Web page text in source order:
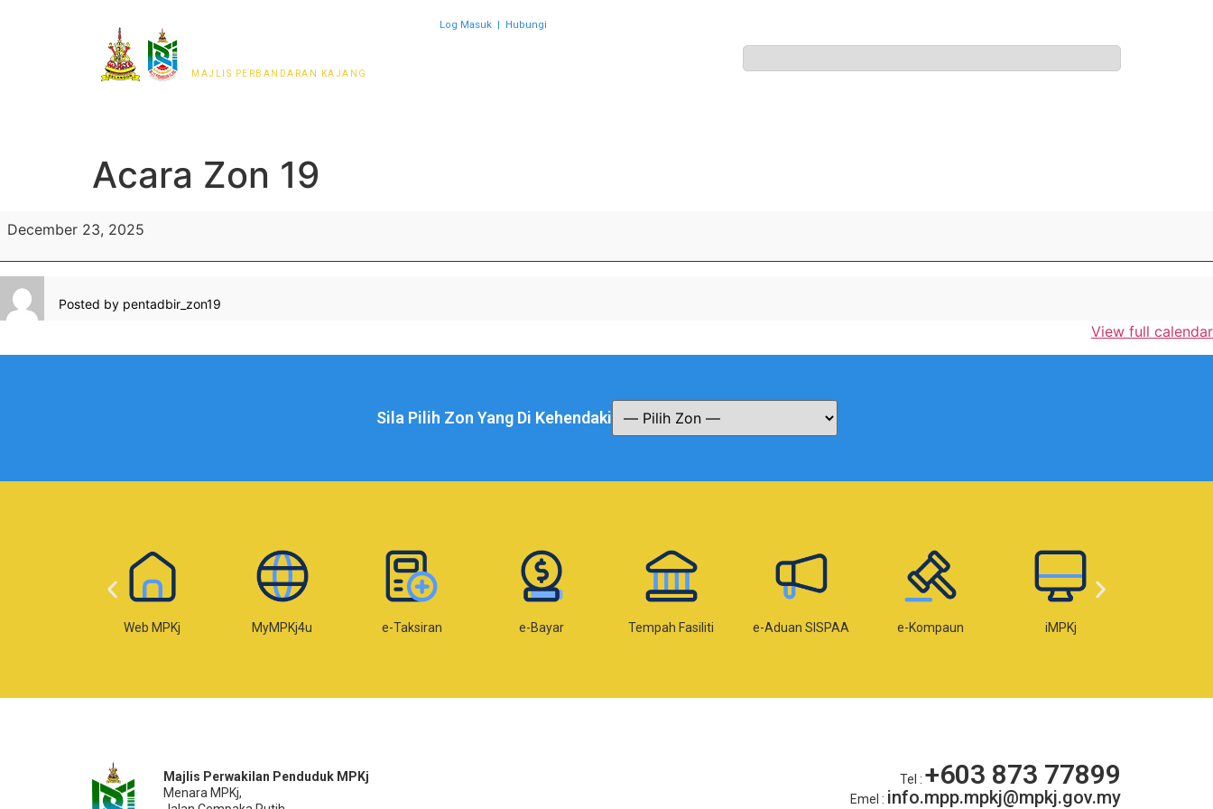
MAJLIS PERBANDARAN KAJANG
Log Masuk| Hubungi
Acara Zon 19
December 23, 2025
Posted by pentadbir_zon19
View full calendar
Sila Pilih Zon Yang Di Kehendaki
Web MPKj MyMPKj4u e-Taksiran e-Bayar Tempah Fasiliti e-Aduan SISPAA e-Kompaun iMPKj
Majlis Perwakilan Penduduk MPKj
Menara MPKj,
Tel : +603 873 77899
Emel : info.mpp.mpkj@mpkj.gov.my